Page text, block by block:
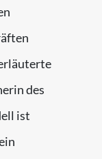
des
ist